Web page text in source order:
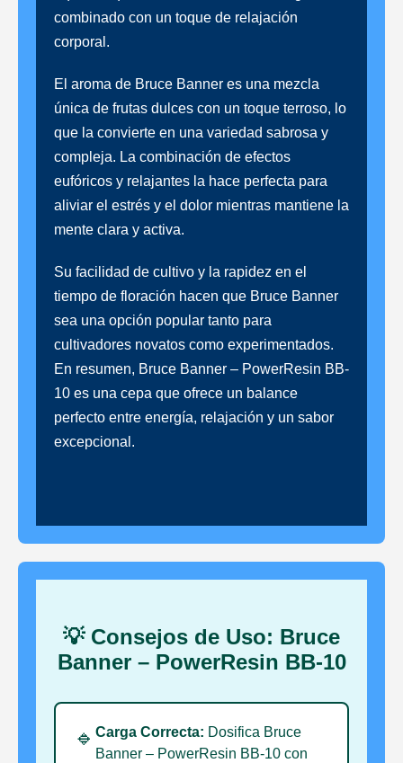
combinado con un toque de relajación
corporal.
El aroma de Bruce Banner es una mezcla
única de frutas dulces con un toque terroso, lo
que la convierte en una variedad sabrosa y
compleja. La combinación de efectos
eufóricos y relajantes la hace perfecta para
aliviar el estrés y el dolor mientras mantiene la
mente clara y activa.
Su facilidad de cultivo y la rapidez en el
tiempo de floración hacen que Bruce Banner
sea una opción popular tanto para
cultivadores novatos como experimentados.
En resumen, Bruce Banner – PowerResin BB-
10 es una cepa que ofrece un balance
perfecto entre energía, relajación y un sabor
excepcional.
💡 Consejos de Uso: Bruce
Banner – PowerResin BB-10
🔹 Carga Correcta: Dosifica Bruce
Banner – PowerResin BB-10 con